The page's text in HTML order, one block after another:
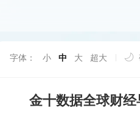
字体： 小 中 大 超大
金十数据全球财经